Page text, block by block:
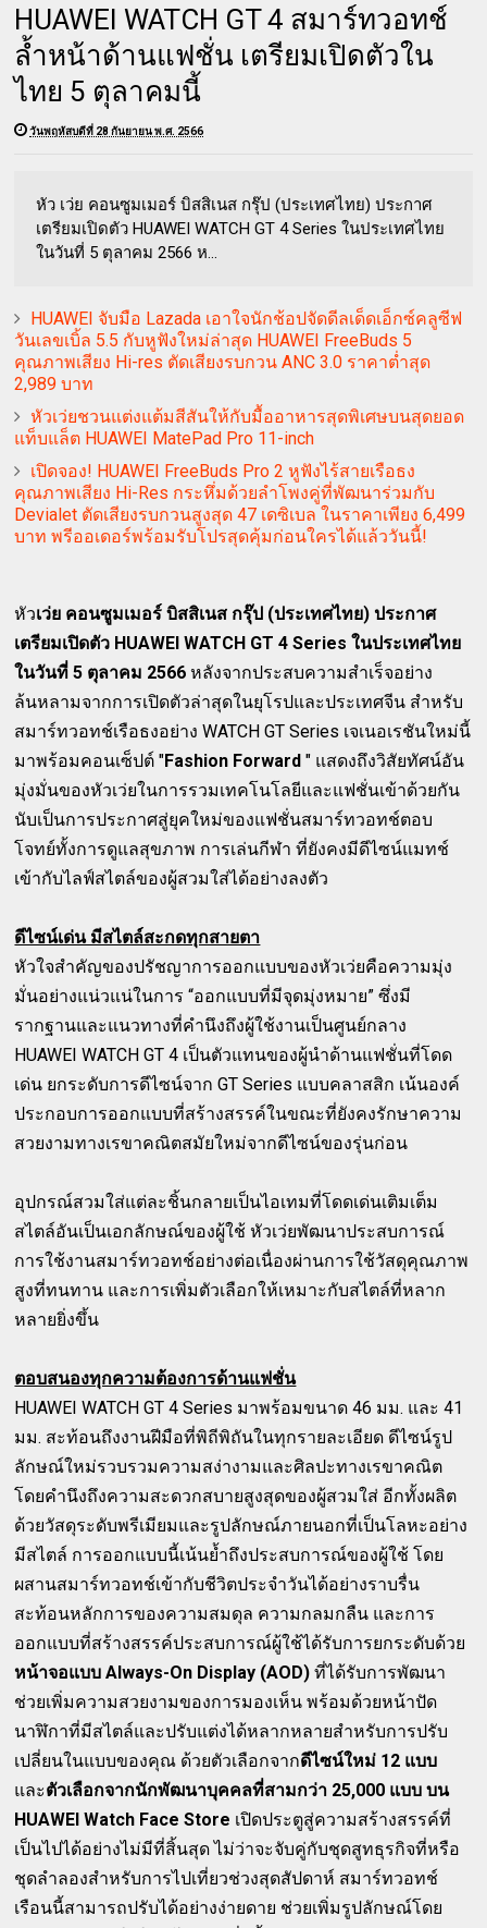
HUAWEI WATCH GT 4 สมาร์ทวอทช์
ล้ำหน้าด้านแฟชั่น เตรียมเปิดตัวใน
ไทย 5 ตุลาคมนี้
วันพฤหัสบดีที่ 28 กันยายน พ.ศ. 2566
หัว เว่ย คอนซูมเมอร์ บิสสิเนส กรุ๊ป (ประเทศไทย) ประกาศ
เตรียมเปิดตัว HUAWEI WATCH GT 4 Series ในประเทศไทย
ในวันที่ 5 ตุลาคม 2566 ห...
HUAWEI จับมือ Lazada เอาใจนักช้อปจัดดีลเด็ดเอ็กซ์คลูซีฟ
วันเลขเบิ้ล 5.5 กับหูฟังใหม่ล่าสุด HUAWEI FreeBuds 5
คุณภาพเสียง Hi-res ตัดเสียงรบกวน ANC 3.0 ราคาต่ำสุด
2,989 บาท
หัวเว่ยชวนแต่งแต้มสีสันให้กับมื้ออาหารสุดพิเศษบนสุดยอด
แท็บแล็ต HUAWEI MatePad Pro 11-inch
เปิดจอง! HUAWEI FreeBuds Pro 2 หูฟังไร้สายเรือธง
คุณภาพเสียง Hi-Res กระหึ่มด้วยลำโพงคู่ที่พัฒนาร่วมกับ
Devialet ตัดเสียงรบกวนสูงสุด 47 เดซิเบล ในราคาเพียง 6,499
บาท พรีออเดอร์พร้อมรับโปรสุดคุ้มก่อนใครได้แล้ววันนี้!
หัวเว่ย คอนซูมเมอร์ บิสสิเนส กรุ๊ป (ประเทศไทย) ประกาศ
เตรียมเปิดตัว HUAWEI WATCH GT 4 Series ในประเทศไทย
ในวันที่ 5 ตุลาคม 2566หลังจากประสบความสำเร็จอย่าง
ล้นหลามจากการเปิดตัวล่าสุดในยุโรปและประเทศจีน สำหรับ
สมาร์ทวอทช์เรือธงอย่าง WATCH GT Series เจเนอเรชันใหม่นี้
มาพร้อมคอนเซ็ปต์ "Fashion Forward " แสดงถึงวิสัยทัศน์อัน
มุ่งมั่นของหัวเว่ยในการรวมเทคโนโลยีและแฟชั่นเข้าด้วยกัน
นับเป็นการประกาศสู่ยุคใหม่ของแฟชั่นสมาร์ทวอทช์ตอบ
โจทย์ทั้งการดูแลสุขภาพ การเล่นกีฬา ที่ยังคงมีดีไซน์แมทช์
เข้ากับไลฟ์สไตล์ของผู้สวมใส่ได้อย่างลงตัว
ดีไซน์เด่น มีสไตล์สะกดทุกสายตา
หัวใจสำคัญของปรัชญาการออกแบบของหัวเว่ยคือความมุ่ง
มั่นอย่างแน่วแน่ในการ “ออกแบบที่มีจุดมุ่งหมาย” ซึ่งมี
รากฐานและแนวทางที่คำนึงถึงผู้ใช้งานเป็นศูนย์กลาง
HUAWEI WATCH GT 4 เป็นตัวแทนของผู้นำด้านแฟชั่นที่โดด
เด่น ยกระดับการดีไซน์จาก GT Series แบบคลาสสิก เน้นองค์
ประกอบการออกแบบที่สร้างสรรค์ในขณะที่ยังคงรักษาความ
สวยงามทางเรขาคณิตสมัยใหม่จากดีไซน์ของรุ่นก่อน
อุปกรณ์สวมใส่แต่ละชิ้นกลายเป็นไอเทมที่โดดเด่นเติมเต็ม
สไตล์อันเป็นเอกลักษณ์ของผู้ใช้ หัวเว่ยพัฒนาประสบการณ์
การใช้งานสมาร์ทวอทช์อย่างต่อเนื่องผ่านการใช้วัสดุคุณภาพ
สูงที่ทนทาน และการเพิ่มตัวเลือกให้เหมาะกับสไตล์ที่หลาก
หลายยิ่งขึ้น
ตอบสนองทุกความต้องการด้านแฟชั่น
HUAWEI WATCH GT 4 Series มาพร้อมขนาด 46 มม. และ 41
มม. สะท้อนถึงงานฝีมือที่พิถีพิถันในทุกรายละเอียด ดีไซน์รูป
ลักษณ์ใหม่รวบรวมความสง่างามและศิลปะทางเรขาคณิต
โดยคำนึงถึงความสะดวกสบายสูงสุดของผู้สวมใส่ อีกทั้งผลิต
ด้วยวัสดุระดับพรีเมียมและรูปลักษณ์ภายนอกที่เป็นโลหะอย่าง
มีสไตล์ การออกแบบนี้เน้นย้ำถึงประสบการณ์ของผู้ใช้ โดย
ผสานสมาร์ทวอทช์เข้ากับชีวิตประจำวันได้อย่างราบรื่น
สะท้อนหลักการของความสมดุล ความกลมกลืน และการ
ออกแบบที่สร้างสรรค์ประสบการณ์ผู้ใช้ได้รับการยกระดับด้วย
หน้าจอแบบ Always-On Display (AOD) ที่ได้รับการพัฒนา
ช่วยเพิ่มความสวยงามของการมองเห็น พร้อมด้วยหน้าปัด
นาฬิกาที่มีสไตล์และปรับแต่งได้หลากหลายสำหรับการปรับ
เปลี่ยนในแบบของคุณ ด้วยตัวเลือกจากดีไซน์ใหม่ 12 แบบ
และตัวเลือกจากนักพัฒนาบุคคลที่สามกว่า 25,000 แบบ บน
HUAWEI Watch Face Store เปิดประตูสู่ความสร้างสรรค์ที่
เป็นไปได้อย่างไม่มีที่สิ้นสุด ไม่ว่าจะจับคู่กับชุดสูทธุรกิจที่หรือ
ชุดลำลองสำหรับการไปเที่ยวช่วงสุดสัปดาห์ สมาร์ทวอทช์
เรือนนี้สามารถปรับได้อย่างง่ายดาย ช่วยเพิ่มรูปลักษณ์โดย